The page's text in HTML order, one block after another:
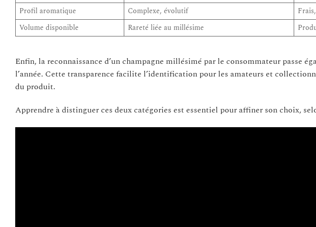
Profil aromatique
Complexe, évolutif
Volume disponible
Rareté liée au millésime
Enfin, la reconnaissance d’un champagne millésimé par le consommateur passe
l’année. Cette transparence facilite l’identification pour les amateurs et
du produit.
Apprendre à distinguer ces deux catégories est essentiel pour affiner son choix,